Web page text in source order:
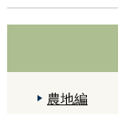
農地編